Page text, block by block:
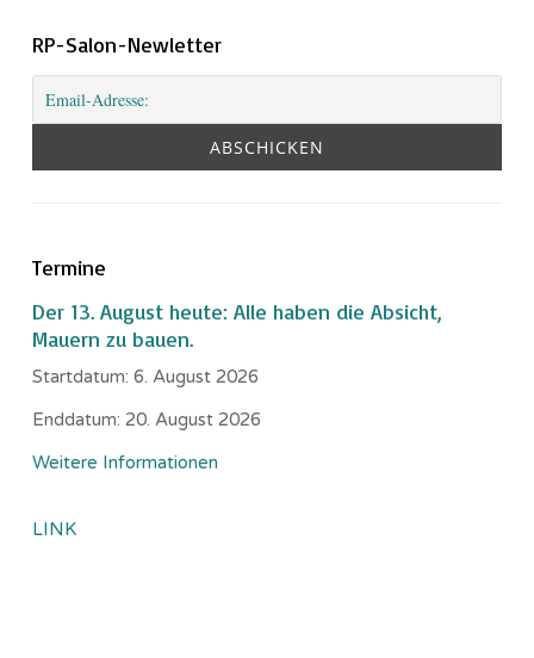
RP-Salon-Newletter
Termine
Der 13. August heute: Alle haben die Absicht,
Mauern zu bauen.
Startdatum: 6. August 2026
Enddatum: 20. August 2026
Weitere Informationen
LINK